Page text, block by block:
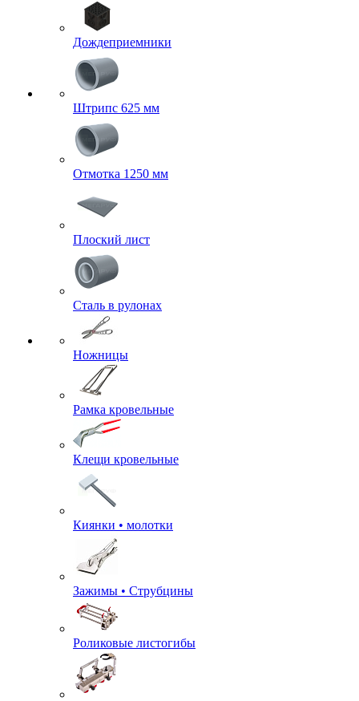
Дождеприемники
Штрипс 625 мм
Отмотка 1250 мм
Плоский лист
Сталь в рулонах
Ножницы
Рамка кровельные
Клещи кровельные
Киянки • молотки
Зажимы • Струбцины
Роликовые листогибы